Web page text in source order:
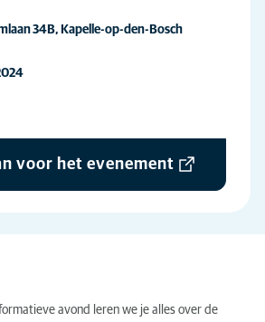
34B, Kapelle-op-den-Bosch
voor het evenement
avond leren we je alles over de